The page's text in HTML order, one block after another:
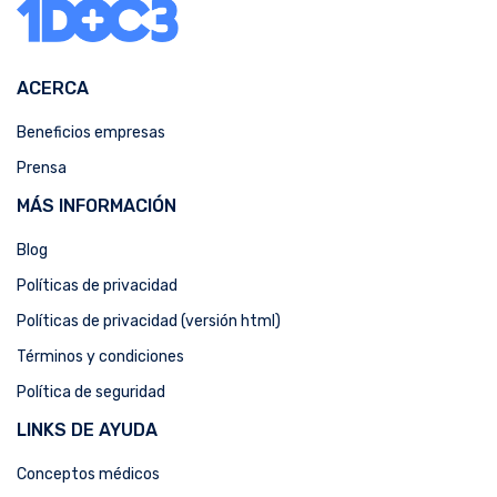
ACERCA
Beneficios empresas
Prensa
MÁS INFORMACIÓN
Blog
Políticas de privacidad
Políticas de privacidad (versión html)
Términos y condiciones
Política de seguridad
LINKS DE AYUDA
Conceptos médicos